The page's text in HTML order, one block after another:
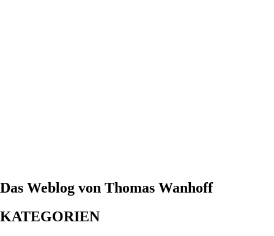
Das Weblog von Thomas Wanhoff
KATEGORIEN